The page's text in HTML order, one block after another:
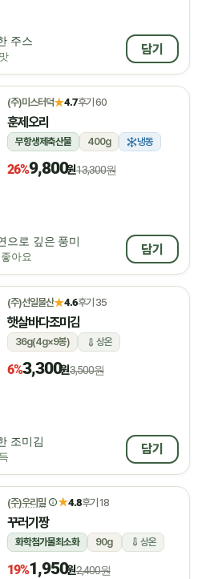
주스 담기
(주)미스터덕★4.7후기 60
훈제오리
무항생제축산물 400g 냉동
26%9,800원13,300원
으로 깊은 풍미
아요
담기
(주)선일물산★4.6후기 35
햇살바다조미김
36g(4g×9봉) 상온
6%3,300원3,500원
조미김 담기
(주)우리밀 ★4.8후기 18
꾸러기짱
화학첨가물최소화 90g 상온
19%1,950원2,400원